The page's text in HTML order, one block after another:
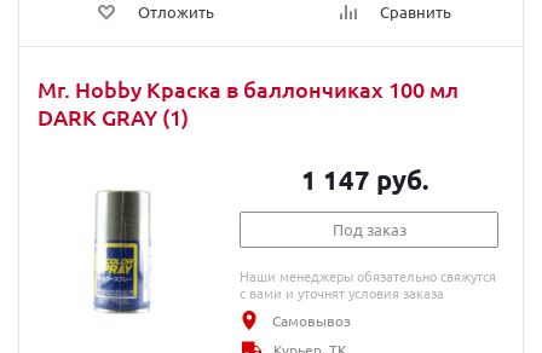
Отложить Сравнить
Mr. Hobby Краска в баллончиках 100 мл
DARK GRAY (1)
1 147 руб.
Под заказ
Наши менеджеры обязательно свяжутся
с вами и уточнят условия заказа
Самовывоз